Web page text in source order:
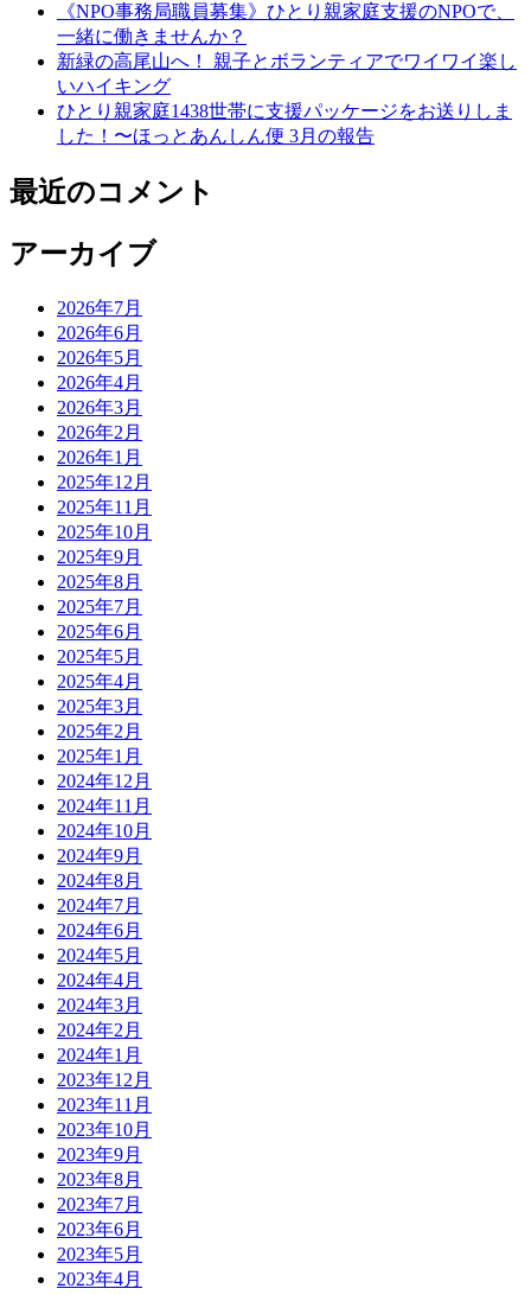
《NPO事務局職員募集》ひとり親家庭支援のNPOで、
一緒に働きませんか？
新緑の高尾山へ！ 親子とボランティアでワイワイ楽し
いハイキング
ひとり親家庭1438世帯に支援パッケージをお送りしま
した！〜ほっとあんしん便 3月の報告
最近のコメント
アーカイブ
2026年7月
2026年6月
2026年5月
2026年4月
2026年3月
2026年2月
2026年1月
2025年12月
2025年11月
2025年10月
2025年9月
2025年8月
2025年7月
2025年6月
2025年5月
2025年4月
2025年3月
2025年2月
2025年1月
2024年12月
2024年11月
2024年10月
2024年9月
2024年8月
2024年7月
2024年6月
2024年5月
2024年4月
2024年3月
2024年2月
2024年1月
2023年12月
2023年11月
2023年10月
2023年9月
2023年8月
2023年7月
2023年6月
2023年5月
2023年4月